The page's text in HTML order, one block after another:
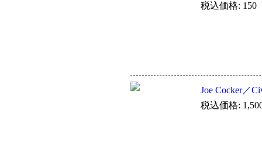
税込価格: 150
Joe Cocker／
税込価格: